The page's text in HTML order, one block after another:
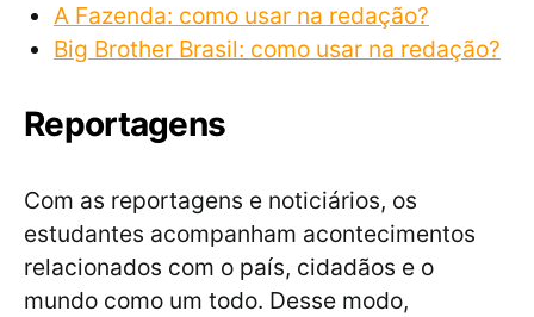
A Fazenda: como usar na redação?
Big Brother Brasil: como usar na redação?
Reportagens
Com as reportagens e noticiários, os
estudantes acompanham acontecimentos
relacionados com o país, cidadãos e o
mundo como um todo. Desse modo,